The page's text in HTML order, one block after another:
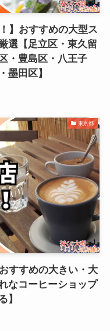
】おすすめの大型ス
選【足立区・東久留
・豊島区・八王子
墨田区】
東京都
すすめの大きい・大
なコーヒーショップ
】